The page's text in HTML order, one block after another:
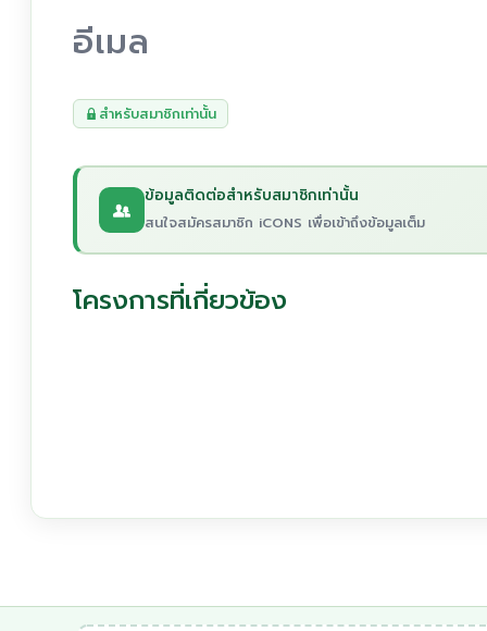
อีเมล
สำหรับสมาชิกเท่านั้น
ข้อมูลติดต่อสำหรับสมาชิกเท่านั้น
สนใจสมัครสมาชิก iCONS เพื่อเข้าถึงข้อมูลเต็ม
โครงการที่เกี่ยวข้อง